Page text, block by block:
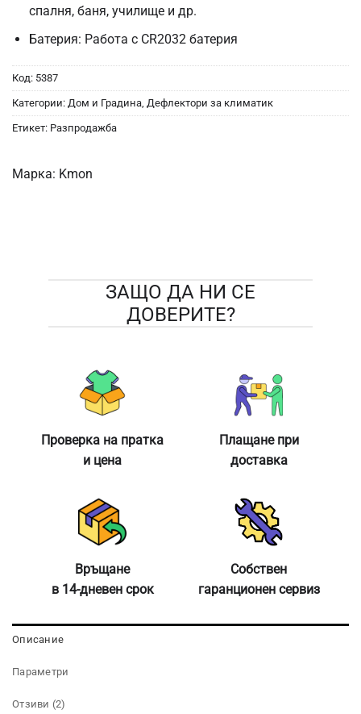
спалня, баня, училище и др.
Батерия: Работа с CR2032 батерия
Код: 5387
Категории: Дом и Градина, Дефлектори за климатик
Етикет: Разпродажба
Марка: Kmon
ЗАЩО ДА НИ СЕ
ДОВЕРИТЕ?
Проверка на пратка
и цена
Плащане при
доставка
Връщане
в 14-дневен срок
Собствен
гаранционен сервиз
Описание
Параметри
Отзиви (2)